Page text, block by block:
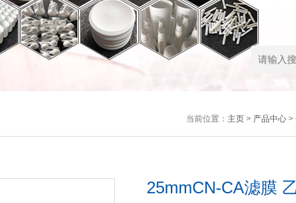
当前位置： 主页> 产品中心>
25mmCN-CA滤膜